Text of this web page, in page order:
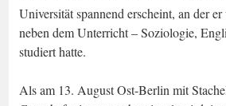
Universität spannend erscheint, an der
neben dem Unterricht – Soziologie,
studiert hatte.
Als am 13. August Ost-Berlin mit